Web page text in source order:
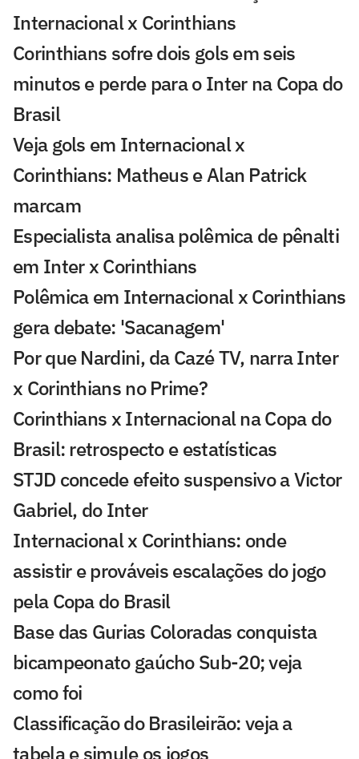
Internacional x Corinthians
Corinthians sofre dois gols em seis
minutos e perde para o Inter na Copa do
Brasil
Veja gols em Internacional x
Corinthians: Matheus e Alan Patrick
marcam
Especialista analisa polêmica de pênalti
em Inter x Corinthians
Polêmica em Internacional x Corinthians
gera debate: 'Sacanagem'
Por que Nardini, da Cazé TV, narra Inter
x Corinthians no Prime?
Corinthians x Internacional na Copa do
Brasil: retrospecto e estatísticas
STJD concede efeito suspensivo a Victor
Gabriel, do Inter
Internacional x Corinthians: onde
assistir e prováveis escalações do jogo
pela Copa do Brasil
Base das Gurias Coloradas conquista
bicampeonato gaúcho Sub-20; veja
como foi
Classificação do Brasileirão: veja a
tabela e simule os jogos